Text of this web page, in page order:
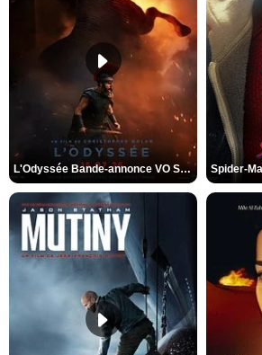
L'Odyssée Bande-annonce VO STFR